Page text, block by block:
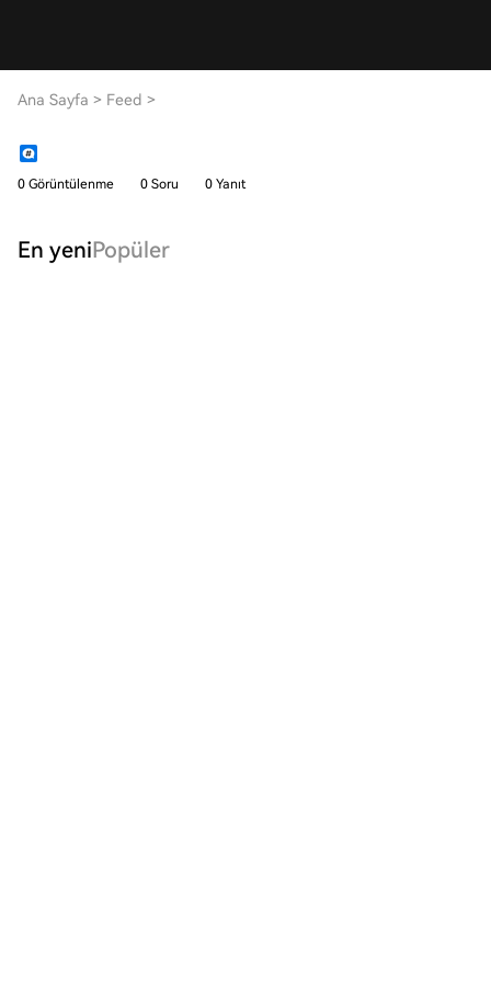
Ana Sayfa > Feed >
0 Görüntülenme 0 Soru 0 Yanıt
En yeniPopüler